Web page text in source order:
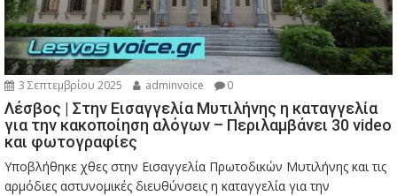
3 Σεπτεμβρίου 2025 adminvoice 0
Λέσβος | Στην Εισαγγελία Μυτιλήνης η καταγγελία
για την κακοποίηση αλόγων – Περιλαμβάνει 30 video
και φωτογραφίες
Υποβλήθηκε χθες στην Εισαγγελία Πρωτοδικών Μυτιλήνης και τις
αρμόδιες αστυνομικές διευθύνσεις η καταγγελία για την